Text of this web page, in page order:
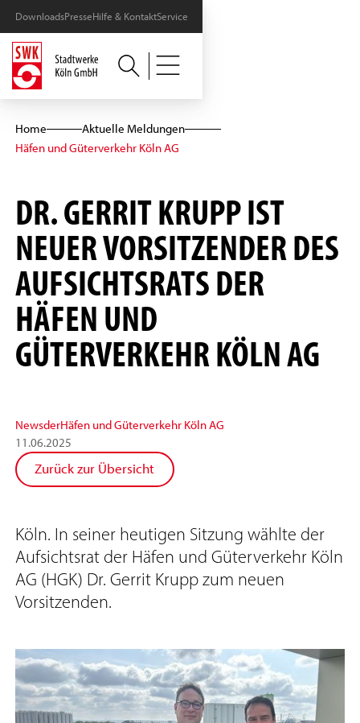
DownloadsPresseHilfe & KontaktService
Home
Aktuelle Meldungen
Häfen und Güterverkehr Köln AG
DR. GERRIT KRUPP IST
NEUER VORSITZENDER DES
AUFSICHTSRATS DER
HÄFEN UND
GÜTERVERKEHR KÖLN AG
NewsderHäfen und Güterverkehr Köln AG
11 .06.2025
Zurück zur Übersicht
Köln. In seiner heutigen Sitzung wählte der
Aufsichtsrat der Häfen und Güterverkehr Köln
AG (HGK) Dr. Gerrit Krupp zum neuen
Vorsitzenden.